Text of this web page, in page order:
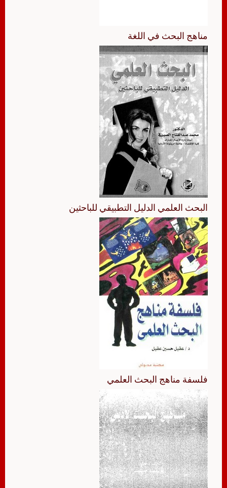
مناهج البحث في اللغة
البحث العلمي الدليل التطبيقي للباحثين
فلسفة مناهج البحث العلمي